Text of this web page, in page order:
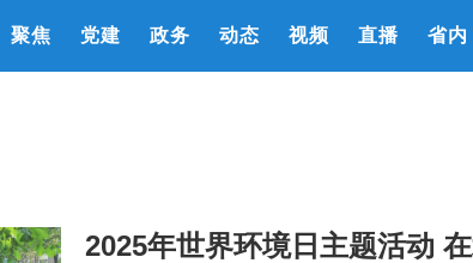
聚焦 党建 政务 动态 视频 直播 省内
2025年世界环境日主题活动